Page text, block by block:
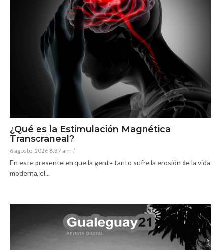
¿Qué es la Estimulación Magnética
Transcraneal?
6 agosto, 2026 8:37 am /
En este presente en que la gente tanto sufre la erosión de la vida
moderna, el...